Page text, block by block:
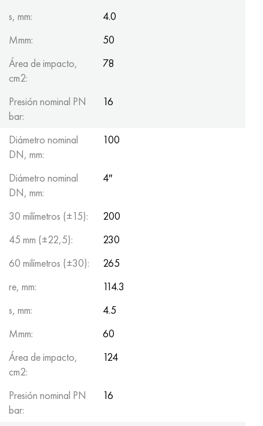
s, mm:
4.0
Mmm:
50
Área de impacto,
cm2:
78
Presión nominal PN
bar:
16
Diámetro nominal
DN, mm:
100
Diámetro nominal
DN, mm:
4″
30 milímetros (±15):
200
45 mm (±22,5):
230
60 milímetros (±30):
265
re, mm:
114.3
s, mm:
4.5
Mmm:
60
Área de impacto,
cm2:
124
Presión nominal PN
bar:
16